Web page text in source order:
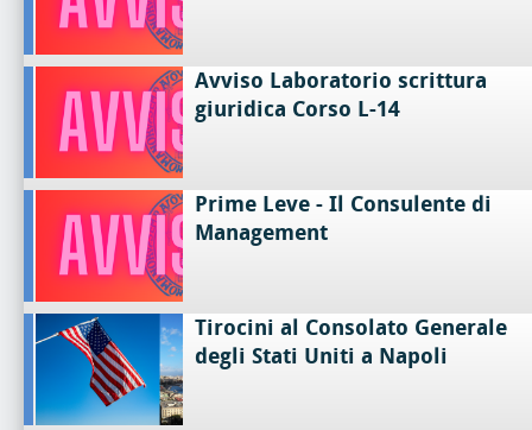
Avviso Laboratorio scrittura
giuridica Corso L-14
Prime Leve - Il Consulente di
Management
Tirocini al Consolato Generale
degli Stati Uniti a Napoli